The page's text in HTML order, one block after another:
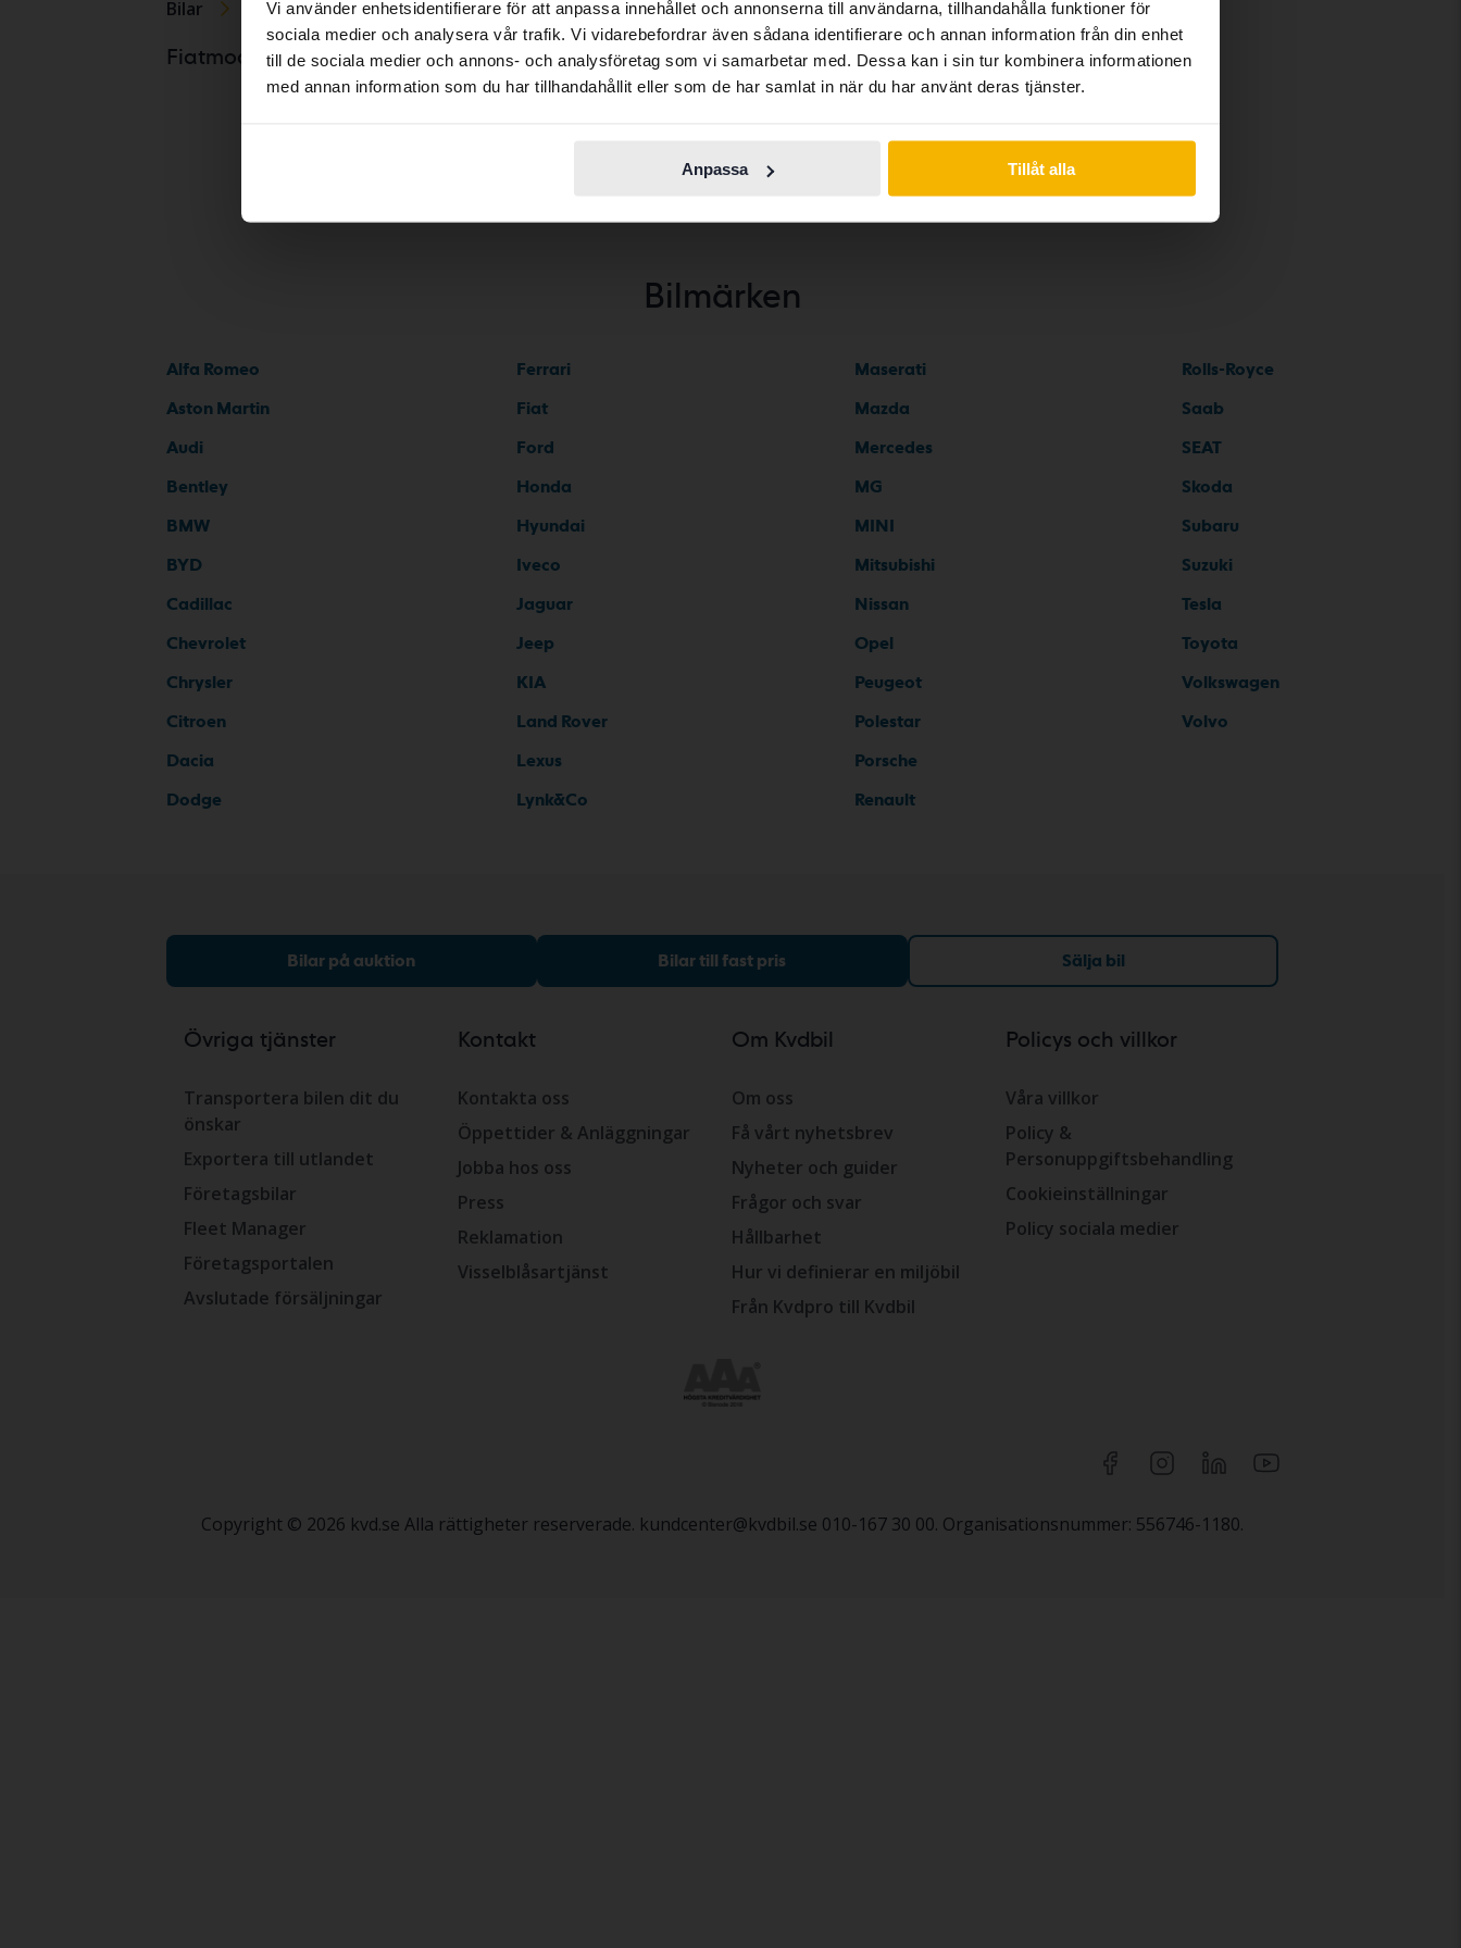
Vi använder enhetsidentifierare för att anpassa innehållet och annonserna till användarna, tillhandahålla funktioner för
sociala medier och analysera vår trafik. Vi vidarebefordrar även sådana identifierare och annan information från din enhet
till de sociala medier och annons- och analysföretag som vi samarbetar med. Dessa kan i sin tur kombinera informationen
med annan information som du har tillhandahållit eller som de har samlat in när du har använt deras tjänster.
Anpassa Tillåt alla
Bilar Fiat 500
Fiatmodeller Fiat 500 Fiat Freemont
Bilmärken
Alfa Romeo
Aston Martin
Audi
Bentley
BMW
BYD
Cadillac
Chevrolet
Chrysler
Citroen
Dacia
Dodge
Ferrari
Fiat
Ford
Honda
Hyundai
Iveco
Jaguar
Jeep
KIA
Land Rover
Lexus
Lynk&Co
Maserati
Mazda
Mercedes
MG
MINI
Mitsubishi
Nissan
Opel
Peugeot
Polestar
Porsche
Renault
Rolls-Royce
Saab
SEAT
Skoda
Subaru
Suzuki
Tesla
Toyota
Volkswagen
Volvo
Bilar på auktion Bilar till fast pris Sälja bil
Övriga tjänster
Transportera bilen dit du
önskar
Exportera till utlandet
Företagsbilar
Fleet Manager
Företagsportalen
Avslutade försäljningar
Kontakt
Kontakta oss
Öppettider & Anläggningar
Jobba hos oss
Press
Reklamation
Visselblåsartjänst
Om Kvdbil
Om oss
Få vårt nyhetsbrev
Nyheter och guider
Frågor och svar
Hållbarhet
Hur vi definierar en miljöbil
Från Kvdpro till Kvdbil
Policys och villkor
Våra villkor
Policy &
Personuppgiftsbehandling
Cookieinställningar
Policy sociala medier
Copyright © 2026 kvd.se Alla rättigheter reserverade. kundcenter@kvdbil.se 010-167 30 00. Organisationsnummer: 556746-1180.
contains all the same vehicles and services.
Continue in